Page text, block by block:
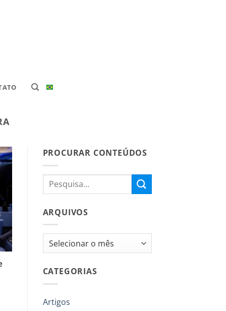
PROCURAR CONTEÚDOS
ARQUIVOS
Arquivos
CATEGORIAS
Artigos